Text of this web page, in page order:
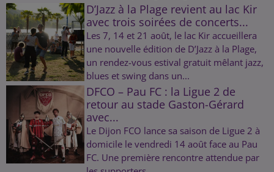
D’Jazz à la Plage revient au lac Kir
avec trois soirées de concerts...
Les 7, 14 et 21 août, le lac Kir accueillera
une nouvelle édition de D’Jazz à la Plage,
un rendez-vous estival gratuit mêlant jazz,
blues et swing dans un...
DFCO – Pau FC : la Ligue 2 de
retour au stade Gaston-Gérard
avec...
Le Dijon FCO lance sa saison de Ligue 2 à
domicile le vendredi 14 août face au Pau
FC. Une première rencontre attendue par